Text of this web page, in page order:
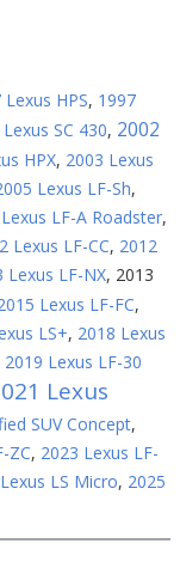
Lexus HPS, 1997
SC 430, 2002
HPX, 2003 Lexus
Lexus LF-Sh,
LF-A Roadster,
Lexus LF-CC, 2012
Lexus LF-NX, 2013
Lexus LF-FC,
LS+, 2018 Lexus
2019 Lexus LF-30
Lexus
SUV Concept,
ZC, 2023 Lexus LF-
LS Micro, 2025